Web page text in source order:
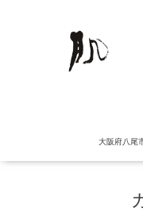
大阪府八尾